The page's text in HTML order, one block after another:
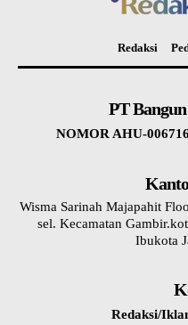
Redaksi
PT
NOMOR AHU-
Wisma Sarinah Majapahit
sel. Kecamatan
Ibukota
Redaksi/